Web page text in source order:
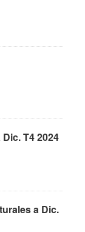
T4 2024
a Dic.